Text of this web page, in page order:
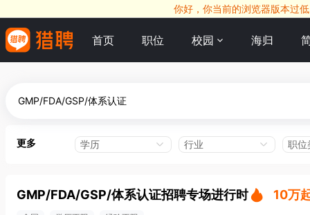
你好，你当前的浏览器版本过
首页 职位 校园 海归
更多 学历 行业 职位
GMP/FDA/GSP/体系认证招聘专场进行时 10万